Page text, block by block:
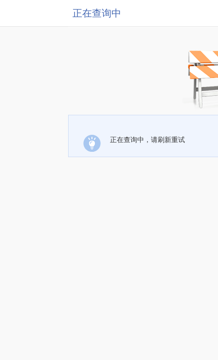
正在查询中
正在查询中，请刷新重试